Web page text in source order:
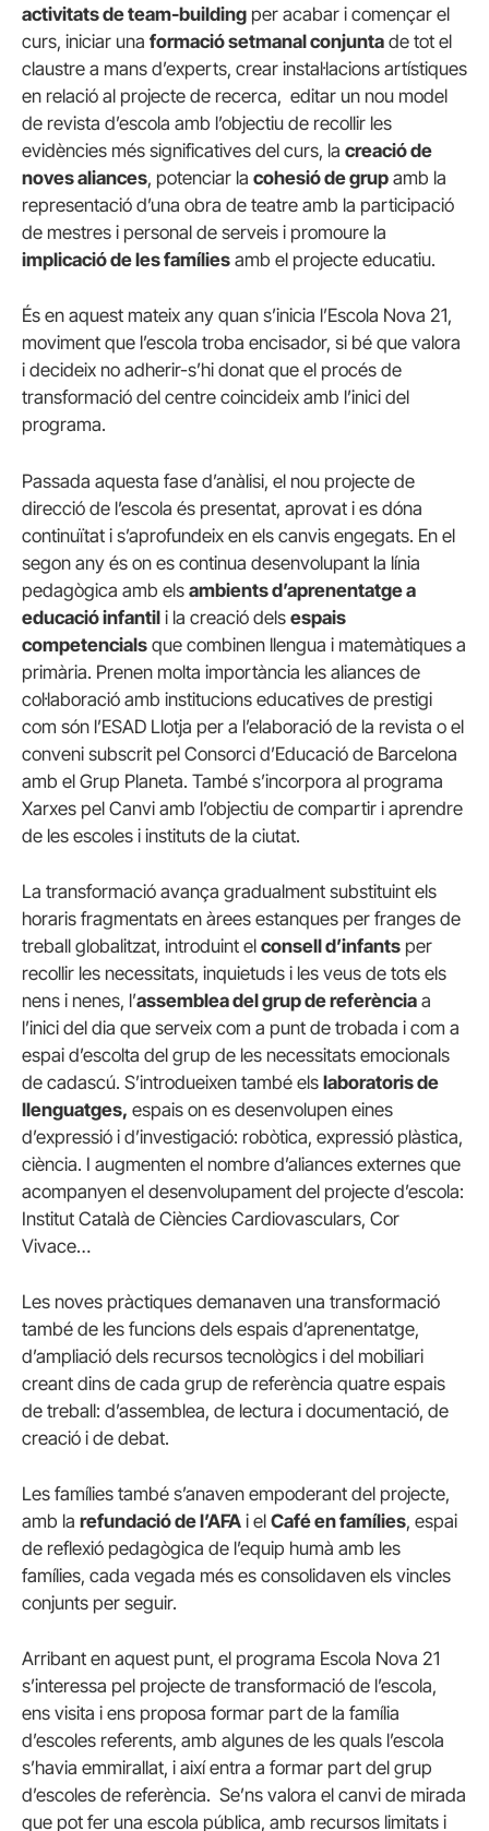
activitats de team-building per acabar i començar el
curs, iniciar una formació setmanal conjunta de tot el
claustre a mans d’experts, crear instal·lacions artístiques
en relació al projecte de recerca, editar un nou model
de revista d’escola amb l’objectiu de recollir les
evidències més significatives del curs, la creació de
noves aliances, potenciar la cohesió de grup amb la
representació d’una obra de teatre amb la participació
de mestres i personal de serveis i promoure la
implicació de les famílies amb el projecte educatiu.
És en aquest mateix any quan s’inicia l’Escola Nova 21,
moviment que l’escola troba encisador, si bé que valora
i decideix no adherir-s’hi donat que el procés de
transformació del centre coincideix amb l’inici del
programa.
Passada aquesta fase d’anàlisi, el nou projecte de
direcció de l’escola és presentat, aprovat i es dóna
continuïtat i s’aprofundeix en els canvis engegats. En el
segon any és on es continua desenvolupant la línia
pedagògica amb els ambients d’aprenentatge a
educació infantil i la creació dels espais
competencials que combinen llengua i matemàtiques a
primària. Prenen molta importància les aliances de
col·laboració amb institucions educatives de prestigi
com són l’ESAD Llotja per a l’elaboració de la revista o el
conveni subscrit pel Consorci d’Educació de Barcelona
amb el Grup Planeta. També s’incorpora al programa
Xarxes pel Canvi amb l’objectiu de compartir i aprendre
de les escoles i instituts de la ciutat.
La transformació avança gradualment substituint els
horaris fragmentats en àrees estanques per franges de
treball globalitzat, introduint el consell d’infants per
recollir les necessitats, inquietuds i les veus de tots els
nens i nenes, l’assemblea del grup de referència a
l’inici del dia que serveix com a punt de trobada i com a
espai d’escolta del grup de les necessitats emocionals
de cadascú. S’introdueixen també els laboratoris de
llenguatges, espais on es desenvolupen eines
d’expressió i d’investigació: robòtica, expressió plàstica,
ciència. I augmenten el nombre d’aliances externes que
acompanyen el desenvolupament del projecte d’escola:
Institut Català de Ciències Cardiovasculars, Cor
Vivace…
Les noves pràctiques demanaven una transformació
també de les funcions dels espais d’aprenentatge,
d’ampliació dels recursos tecnològics i del mobiliari
creant dins de cada grup de referència quatre espais
de treball: d’assemblea, de lectura i documentació, de
creació i de debat.
Les famílies també s’anaven empoderant del projecte,
amb la refundació de l’AFA i el Café en famílies, espai
de reflexió pedagògica de l’equip humà amb les
famílies, cada vegada més es consolidaven els vincles
conjunts per seguir.
Arribant en aquest punt, el programa Escola Nova 21
s’interessa pel projecte de transformació de l’escola,
ens visita i ens proposa formar part de la família
d’escoles referents, amb algunes de les quals l’escola
s’havia emmirallat, i així entra a formar part del grup
d’escoles de referència. Se’ns valora el canvi de mirada
que pot fer una escola pública, amb recursos limitats i